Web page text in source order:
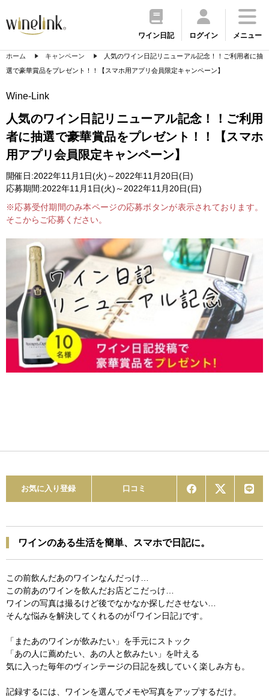
ワイン日記 ログイン メニュー
ホーム キャンペーン
人気のワイン日記リニューアル記念！！ご利用者に抽
選で豪華賞品をプレゼント！！【スマホ用アプリ会員限定キャンペーン】
Wine-Link
人気のワイン日記リニューアル記念！！ご利用
者に抽選で豪華賞品をプレゼント！！【スマホ
用アプリ会員限定キャンペーン】
開催日:2022年11月1日(火)～2022年11月20日(日)
応募期間:2022年11月1日(火)～2022年11月20日(日)
※応募受付期間のみ本ページの応募ボタンが表示されております。
そこからご応募ください。
お気に入り登録 口コミ
ワインのある生活を簡単、スマホで日記に。
この前飲んだあのワインなんだっけ…
この前あのワインを飲んだお店どこだっけ…
ワインの写真は撮るけど後でなかなか探しださせない…
そんな悩みを解決してくれるのが｢ワイン日記｣です。
「またあのワインが飲みたい」を手元にストック
「あの人に薦めたい、あの人と飲みたい」を叶える
気に入った毎年のヴィンテージの日記を残していく楽しみ方も。
記録するには、ワインを選んでメモや写真をアップするだけ。